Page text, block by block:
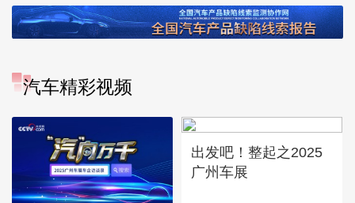
汽车精彩视频
出发吧！整起之2025
广州车展